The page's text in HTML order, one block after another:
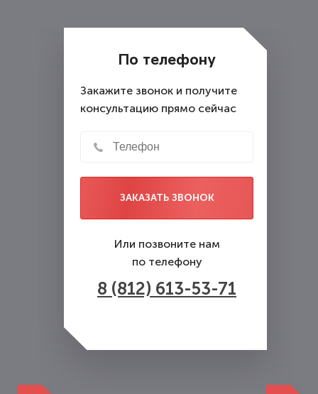
По телефону
Закажите звонок и получите
консультацию прямо сейчас
ЗАКАЗАТЬ ЗВОНОК
Или позвоните нам
по телефону
8 (812) 613-53-71